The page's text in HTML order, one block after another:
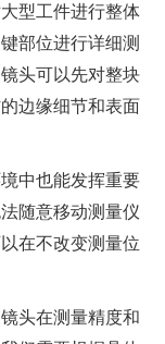
型工件进行整体
部位进行详细测
头可以先对整块
边缘细节和表面
中也能发挥重要
随意移动测量仪
在不改变测量位
头在测量精度和